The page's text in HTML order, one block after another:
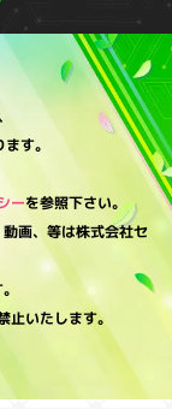
す。
ーを参照下さい。
画、等は株式会社セ
止いたします。